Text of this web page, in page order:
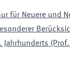
für Neuere und
Jahrhunderts